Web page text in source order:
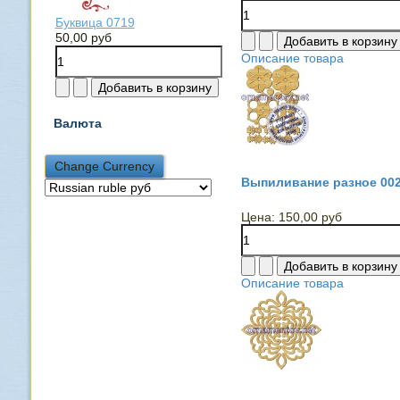
Буквица 0719
50,00 руб
Валюта
Описание товара
Выпиливание разное
Цена: 150,00 руб
Описание товара